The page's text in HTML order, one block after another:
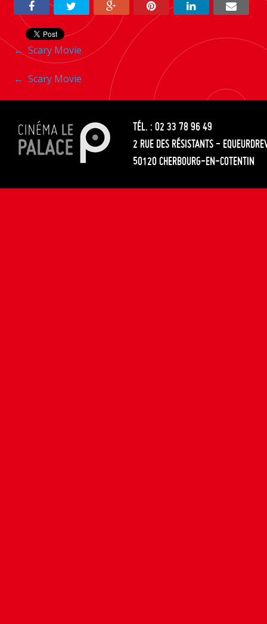
Navigation
entre
les
articles
← Scary Movie
Navigation
entre
les
articles
← Scary Movie
TÉL. : 02 33 78 96 49
2 RUE DES RÉSISTANTS -
50120 CHERBOURG-EN-COTENTIN